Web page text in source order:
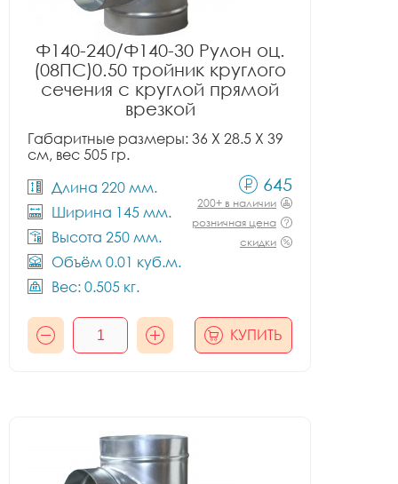
Ф140-240/Ф140-30 Рулон оц.
(08ПС)0.50 тройник круглого
сечения с круглой прямой
врезкой
Габаритные размеры: 36 X 28.5 X 39
см, вес 505 гр.
Длина 220 мм.
Ширина 145 мм.
Высота 250 мм.
Объём 0.01 куб.м.
Вес: 0.505 кг.
645
200+ в наличии
розничная цена
скидки
КУПИТЬ